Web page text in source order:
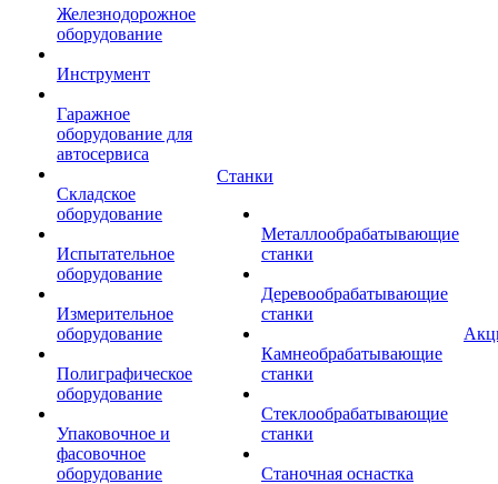
Железнодорожное
оборудование
Инструмент
Гаражное
оборудование для
автосервиса
Складское
оборудование
Испытательное
оборудование
Измерительное
оборудование
Полиграфическое
оборудование
Упаковочное и
фасовочное
оборудование
Станки
Металлообрабатывающие
станки
Деревообрабатывающие
станки
Камнеобрабатывающие
станки
Стеклообрабатывающие
станки
Станочная оснастка